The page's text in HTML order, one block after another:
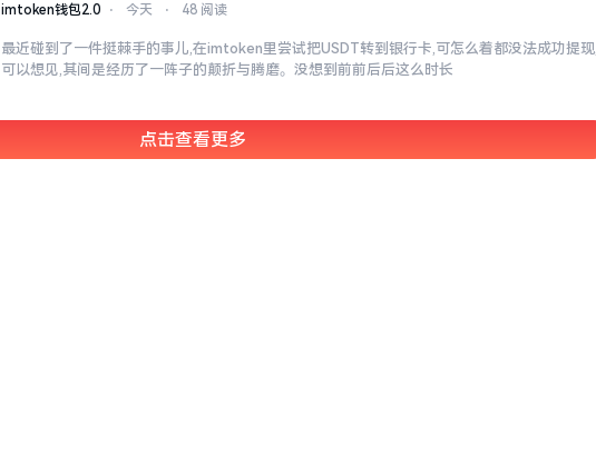
imtoken钱包2.0 ⋅ 今天 ⋅ 48 阅读
最近碰到了一件挺棘手的事儿,在imtoken里尝试把USDT转到银行卡,可怎么着都没法成功提现,
可以想见,其间是经历了一阵子的颠折与腾磨。没想到前前后后这么时长
点击查看更多